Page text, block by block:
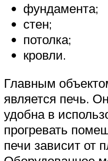
фундамента;
стен;
потолка;
кровли.
Главным
является печь.
удобна в
прогревать
печи зависит от